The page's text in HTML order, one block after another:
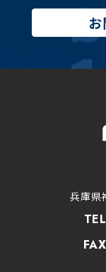
兵庫県
TEL
FAX